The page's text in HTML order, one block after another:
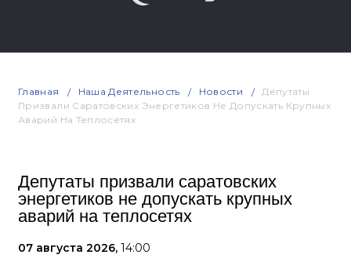
Главная Наша Деятельность Новости
Депутаты
Призвали Саратовских Энергетиков Не Допускать Крупных
Аварий На Теплосетях
Депутаты призвали саратовских
энергетиков не допускать крупных
аварий на теплосетях
07 августа 2026, 14:00